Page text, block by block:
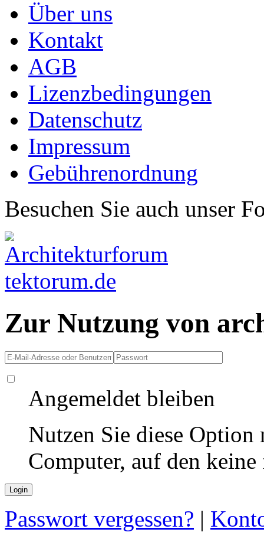
Über uns
Kontakt
AGB
Lizenzbedingungen
Datenschutz
Impressum
Gebührenordnung
Besuchen Sie auch unser
Zur Nutzung von
Angemeldet bleiben
Nutzen Sie diese
Computer, auf den
Passwort vergessen? |